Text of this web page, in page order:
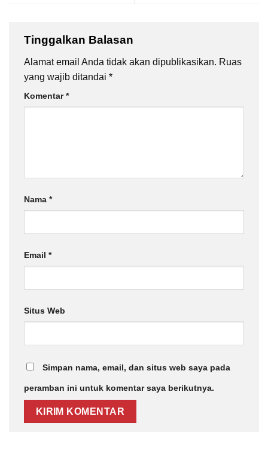
Tinggalkan Balasan
Alamat email Anda tidak akan dipublikasikan. Ruas
yang wajib ditandai *
Komentar*
Nama *
Email *
Situs Web
Simpan nama, email, dan situs web saya pada
peramban ini untuk komentar saya berikutnya.